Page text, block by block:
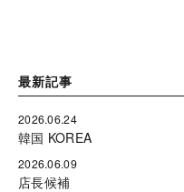
最新記事
2026.06.24
韓国 KOREA
2026.06.09
店長候補